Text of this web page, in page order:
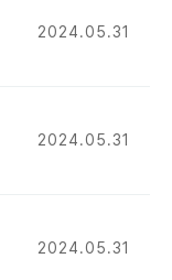
2024.05.31
2024.05.31
2024.05.31